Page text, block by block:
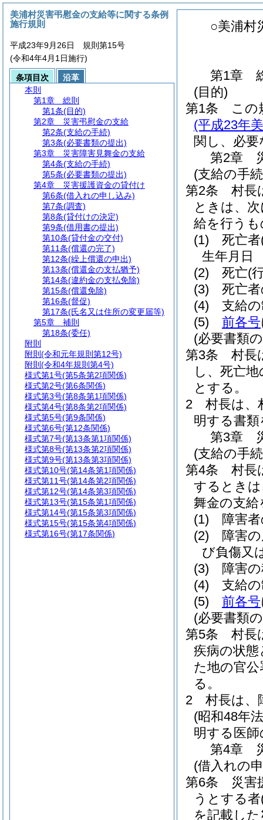
○美浦村
第1章
(目的)
第1条
この
(平成23年
関し、必
第2章
(支給の手
第2条
村長
ときは、
給を行う
(1)
死亡者
生年月日
(2)
死亡(
(3)
死亡
(4)
支給
(5)
前各号
(必要書類
第3条
村長
し、死亡
とする。
2
村長は、
明する書
第3章
(支給の手
第4条
村長
するとき
舞金の支
(1)
障害
(2)
障害
び負傷又
(3)
障害
(4)
支給
(5)
前各号
(必要書類
第5条
村長
疾病の状
た地の官
る。
2
村長は、
(昭和48年
明する医
第4章
(借入れの
第6条
災害
うとする者
を記載し
美浦村災害弔慰金の支給等に関する条例
施行規則
平成23年9月26日 規則第15号
(令和4年4月1日施行)
条項目次
沿革
本則
第1章
総則
第1条(目的)
第2章
災害弔慰金の支給
第2条(支給の手続)
第3条(必要書類の提出)
第3章
災害障害見舞金の支給
第4条(支給の手続)
第5条(必要書類の提出)
第4章
災害援護資金の貸付け
第6条(借入れの申し込み)
第7条(調査)
第8条(貸付けの決定)
第9条(借用書の提出)
第10条(貸付金の交付)
第11条(償還の完了)
第12条(繰上償還の申出)
第13条(償還金の支払猶予)
第14条(違約金の支払免除)
第15条(償還免除)
第16条(督促)
第17条(氏名又は住所の変更届等)
第5章
補則
第18条(委任)
附則
附則 (令和元年規則第12号)
附則 (令和4年規則第4号)
様式第1号(第5条第2項関係)
様式第2号(第6条関係)
様式第3号(第8条第1項関係)
様式第4号(第8条第2項関係)
様式第5号(第9条関係)
様式第6号(第12条関係)
様式第7号(第13条第1項関係)
様式第8号(第13条第2項関係)
様式第9号(第13条第3項関係)
様式第10号(第14条第1項関係)
様式第11号(第14条第2項関係)
様式第12号(第14条第3項関係)
様式第13号(第15条第1項関係)
様式第14号(第15条第3項関係)
様式第15号(第15条第4項関係)
様式第16号(第17条関係)